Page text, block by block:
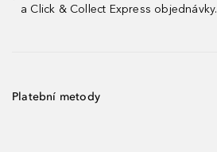
a Click & Collect Express objednávky.
Platební metody